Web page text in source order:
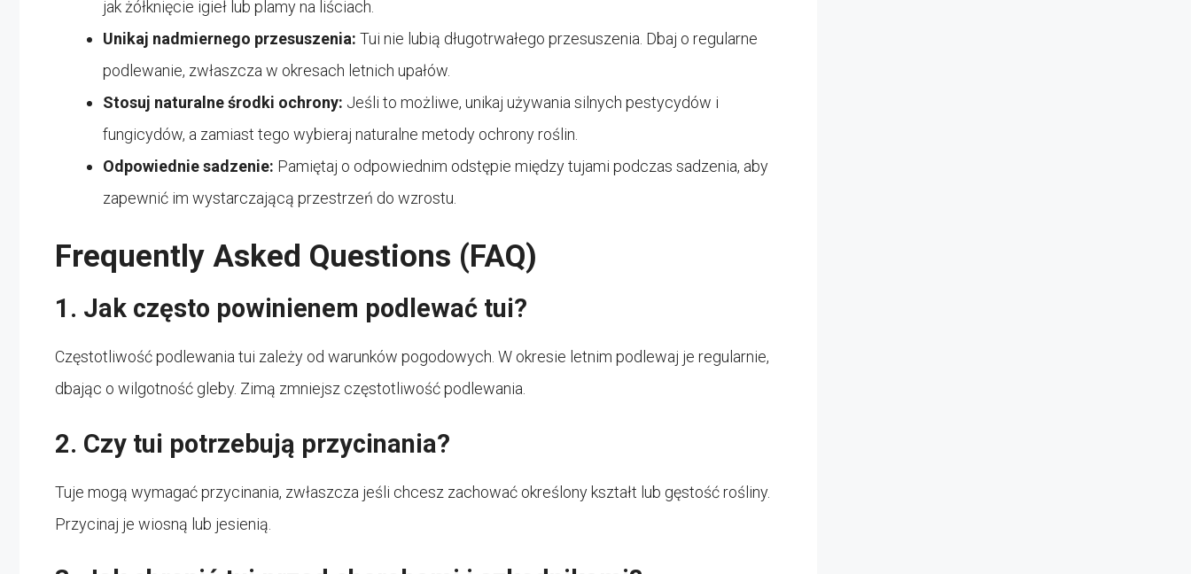
jak żółknięcie igieł lub plamy na liściach.
Unikaj nadmiernego przesuszenia: Tui nie lubią długotrwałego przesuszenia. Dbaj o regularne
podlewanie, zwłaszcza w okresach letnich upałów.
Stosuj naturalne środki ochrony: Jeśli to możliwe, unikaj używania silnych pestycydów i
fungicydów, a zamiast tego wybieraj naturalne metody ochrony roślin.
Odpowiednie sadzenie: Pamiętaj o odpowiednim odstępie między tujami podczas sadzenia, aby
zapewnić im wystarczającą przestrzeń do wzrostu.
Frequently Asked Questions (FAQ)
1. Jak często powinienem podlewać tui?
Częstotliwość podlewania tui zależy od warunków pogodowych. W okresie letnim podlewaj je regularnie,
dbając o wilgotność gleby. Zimą zmniejsz częstotliwość podlewania.
2. Czy tui potrzebują przycinania?
Tuje mogą wymagać przycinania, zwłaszcza jeśli chcesz zachować określony kształt lub gęstość rośliny.
Przycinaj je wiosną lub jesienią.